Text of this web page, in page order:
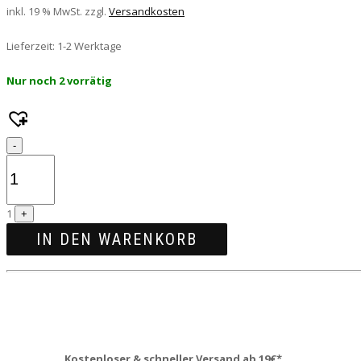
inkl. 19 % MwSt. zzgl. Versandkosten
Lieferzeit: 1-2 Werktage
Nur noch 2 vorrätig
Quantity
-
1 +
IN DEN WARENKORB